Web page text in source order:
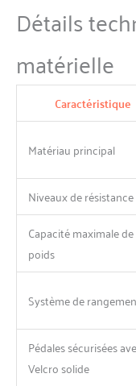
Détails
matérielle
Caractéristique
Matériau principal
Niveaux de résistance
Capacité maximale de
poids
Système de
Pédales sécurisées
Velcro solide